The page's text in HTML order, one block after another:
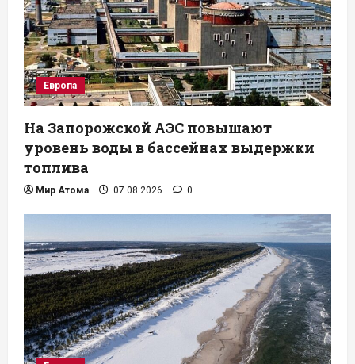
Европа
На Запорожской АЭС повышают
уровень воды в бассейнах выдержки
топлива
Мир Атома 07.08.2026 0